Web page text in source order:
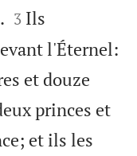


3 Ils
l'Éternel:
et douze
princes et
et ils les